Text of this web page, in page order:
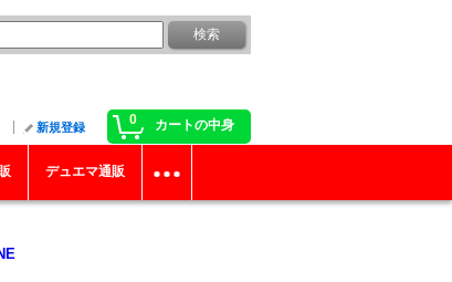
0 カートの中身
新規登録
デュエマ通販